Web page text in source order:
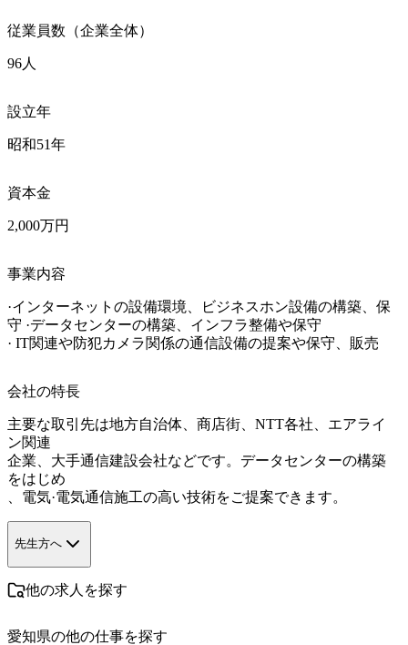
従業員数（企業全体）
96人
設立年
昭和51年
資本金
2,000万円
事業内容
·インターネットの設備環境、ビジネスホン設備の構築、保
守 ·データセンターの構築、インフラ整備や保守
· IT関連や防犯カメラ関係の通信設備の提案や保守、販売
会社の特長
主要な取引先は地方自治体、商店街、NTT各社、エアライ
ン関連
企業、大手通信建設会社などです。データセンターの構築
をはじめ
、電気·電気通信施工の高い技術をご提案できます。
先生方へ
他の求人を探す
愛知県の他の仕事を探す